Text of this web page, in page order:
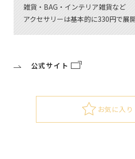
雑貨・BAG・インテリア雑貨など
アクセサリーは基本的に330円で展
公式サイト
お気に入り